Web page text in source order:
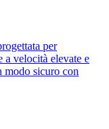
per
velocità elevate e
modo sicuro con